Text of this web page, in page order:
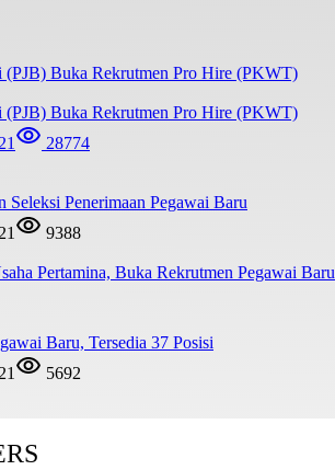
Buka Rekrutmen Pro Hire (PKWT)
28774
Penerimaan Pegawai Baru
9388
Pertamina, Buka Rekrutmen Pegawai Baru
Baru, Tersedia 37 Posisi
5692